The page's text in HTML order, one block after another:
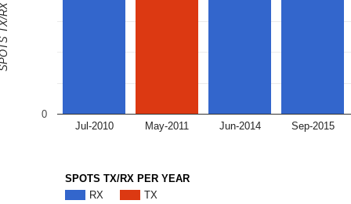
Jul-2010 May-2011 Jun-2014 Sep-2015
0
RX
SPOTS TX/RX PER YEAR
RX
TX